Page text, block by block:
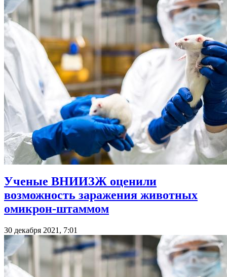
Ученые ВНИИЗЖ оценили
возможность заражения животных
омикрон-штаммом
30 декабря 2021, 7:01